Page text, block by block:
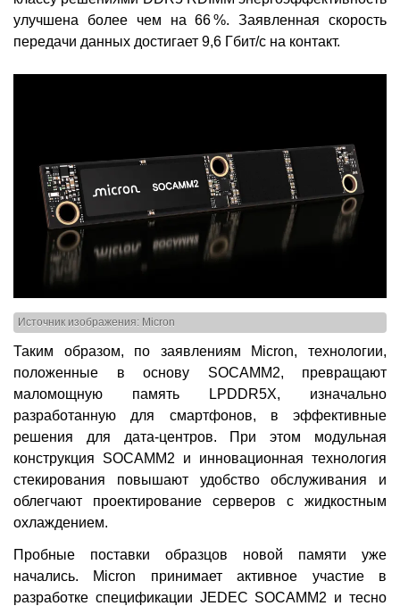
улучшена более чем на 66 %. Заявленная скорость
передачи данных достигает 9,6 Гбит/с на контакт.
Источник изображения: Micron
Таким образом, по заявлениям Micron, технологии,
положенные в основу SOCAMM2, превращают
маломощную память LPDDR5X, изначально
разработанную для смартфонов, в эффективные
решения для дата-центров. При этом модульная
конструкция SOCAMM2 и инновационная технология
стекирования повышают удобство обслуживания и
облегчают проектирование серверов с жидкостным
охлаждением.
Пробные поставки образцов новой памяти уже
начались. Micron принимает активное участие в
разработке спецификации JEDEC SOCAMM2 и тесно